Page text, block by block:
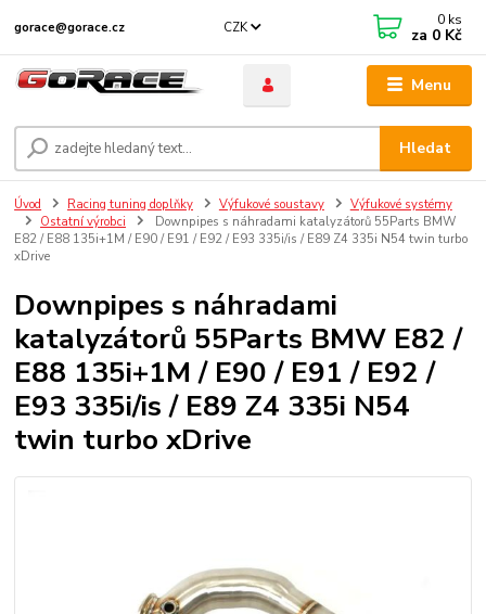
Menu
CZK
Hledat
gorace@gorace.cz 0 ks
za 0 Kč
Úvod Racing tuning doplňky Výfukové soustavy
Výfukové systémy
Ostatní výrobci
Downpipes s náhradami katalyzátorů 55Parts BMW
E82 / E88 135i+1M / E90 / E91 / E92 / E93 335i/is / E89 Z4 335i N54 twin turbo
xDrive
Downpipes s náhradami
katalyzátorů 55Parts BMW E82 /
E88 135i+1M / E90 / E91 / E92 /
E93 335i/is / E89 Z4 335i N54
twin turbo xDrive